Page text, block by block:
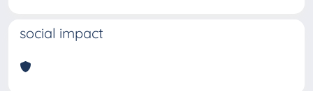
social impact